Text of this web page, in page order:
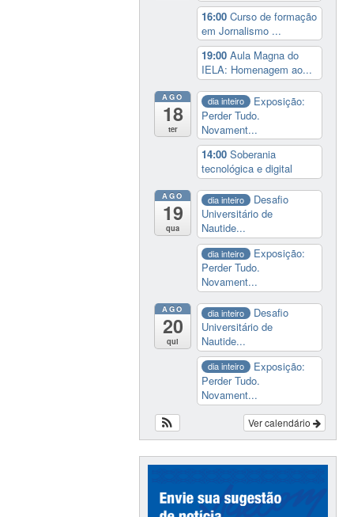
16:00Curso de formação
em Jornalismo ...
19:00Aula Magna do
IELA: Homenagem ao...
AGO
18
ter
dia inteiro
Exposição:
Perder Tudo.
Novament...
14:00Soberania
tecnológica e digital
AGO
19
qua
dia inteiro
Desafio
Universitário de
Nautide...
dia inteiro
Exposição:
Perder Tudo.
Novament...
AGO
20
qui
dia inteiro
Desafio
Universitário de
Nautide...
dia inteiro
Exposição:
Perder Tudo.
Novament...
Ver calendário